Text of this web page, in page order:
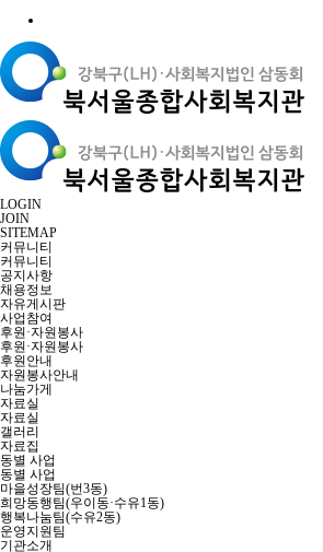
LOGIN
JOIN
SITEMAP
커뮤니티
커뮤니티
공지사항
채용정보
자유게시판
사업참여
후원·자원봉사
후원·자원봉사
후원안내
자원봉사안내
나눔가게
자료실
자료실
갤러리
자료집
동별 사업
동별 사업
마을성장팀(번3동)
희망동행팀(우이동·수유1동)
행복나눔팀(수유2동)
운영지원팀
기관소개